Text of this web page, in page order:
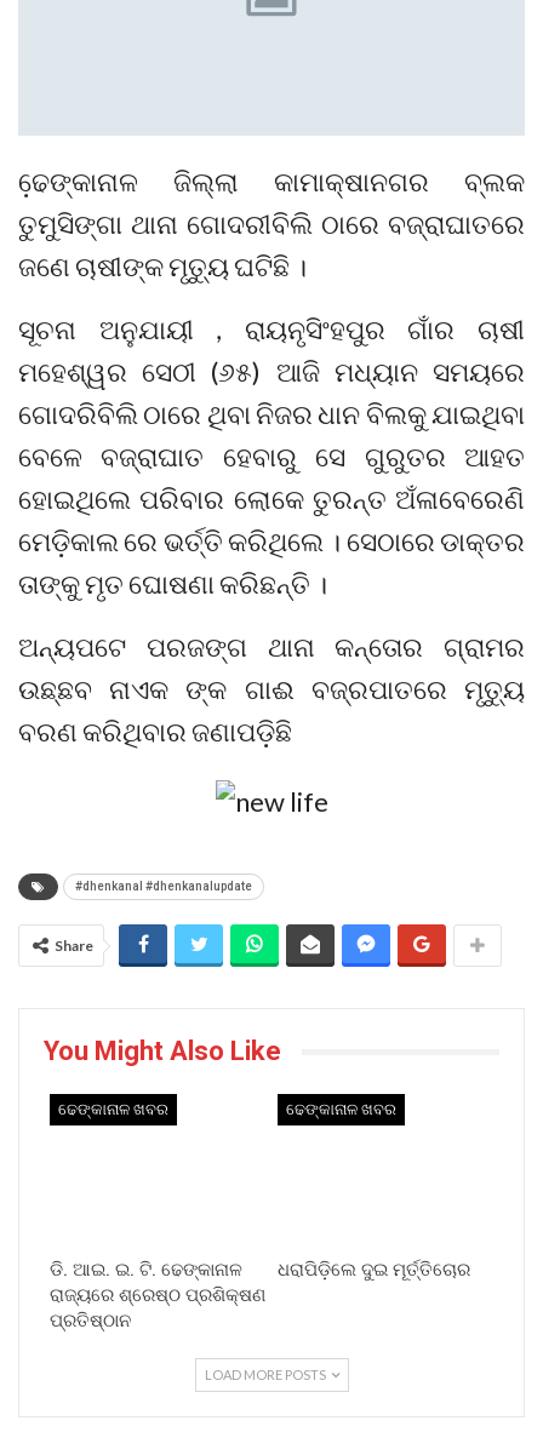
ଢେ଼ଙ୍କାନାଳ ଜିଲ୍ଲା କାମାକ୍ଷାନଗର ବ୍ଲକ
ତୁମୁସିଙ୍ଗା ଥାନା ଗୋଦରୀବିଲି ଠାରେ ବଜ୍ରାଘାତରେ
ଜଣେ ଚାଷୀଙ୍କ ମୃତ୍ୟୁ ଘଟିଛି ।
ସୂଚନା ଅନୁଯାୟୀ , ରାୟନୃସିଂହପୁର ଗାଁର ଚାଷୀ
ମହେଶ୍ୱର ସେଠୀ (୬୫) ଆଜି ମଧ୍ୟାନ ସମୟରେ
ଗୋଦରିବିଲି ଠାରେ ଥିବା ନିଜର ଧାନ ବିଲକୁ ଯାଇଥିବା
ବେଳେ ବଜ୍ରାଘାତ ହେବାରୁ ସେ ଗୁରୁତର ଆହତ
ହୋଇଥିଲେ ପରିବାର ଲୋକେ ତୁରନ୍ତ ଅଁଳାବେରେଣି
ମେଡ଼ିକାଲ ରେ ଭର୍ତ୍ତି କରିଥିଲେ । ସେଠାରେ ଡାକ୍ତର
ତାଙ୍କୁ ମୃତ ଘୋଷଣା କରିଛନ୍ତି ।
ଅନ୍ୟପଟେ ପରଜଙ୍ଗ ଥାନା କନ୍ତୋର ଗ୍ରାମର
ଉଛ୍ଛବ ନାଏକ ଙ୍କ ଗାଈ ବଜ୍ରପାତରେ ମୃତ୍ୟୁ
ବରଣ କରିଥିବାର ଜଣାପଡ଼ିଛି
#dhenkanal #dhenkanalupdate
Share
You Might Also Like
ଢେଙ୍କାନାଳ ଖବର
ଡି. ଆଇ. ଇ. ଟି. ଢେଙ୍କାନାଳ
ରାଜ୍ୟରେ ଶ୍ରେଷ୍ଠ ପ୍ରଶିକ୍ଷଣ
ପ୍ରତିଷ୍ଠାନ
ଢେଙ୍କାନାଳ ଖବର
ଧରାପିଡ଼ିଲେ ଦୁଇ ମୂର୍ତ୍ତିଚୋର
LOAD MORE POSTS